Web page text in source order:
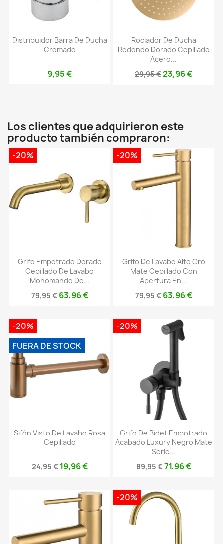
Distribuidor Barra De Ducha
Cromado
9,95 €
Rociador De Ducha
Redondo Dorado Cepillado
Acero...
29,95 €23,96 €
Los clientes que adquirieron este
producto también compraron:
Grifo Empotrado Dorado
Cepillado De Lavabo
Monomando De...
79,95 € 63,96 €
-20%
Grifo De Lavabo Alto Oro
Mate Cepillado Con
Apertura En...
79,95 € 63,96 €
-20%
Sifón Visto De Lavabo Rosa
Cepillado
24,95 € 19,96 €
-20%
FUERA DE STOCK
Grifo De Bidet Empotrado
Acabado Luxury Negro Mate
Serie...
89,95 €71,96 €
-20%
-20%